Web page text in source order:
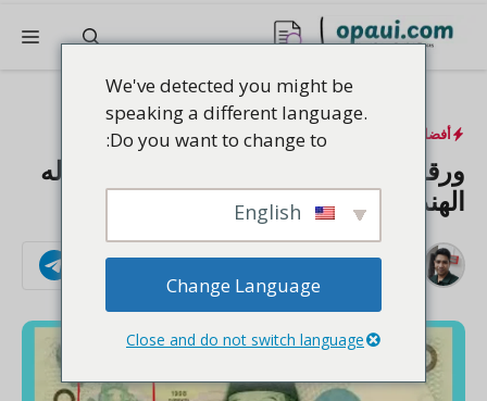
أفضل العطور
ورقة ال 20,000 روبية الإندونيسية والإله
الهندوسي غانيشا: التاريخ غير المروي
بواسطةعرفات
We've detected you might be
speaking a different language.
Do you want to change to:
Change Language
Close and do not switch language